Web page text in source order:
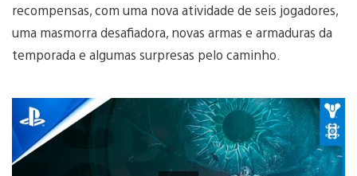
recompensas, com uma nova atividade de seis jogadores,
uma masmorra desafiadora, novas armas e armaduras da
temporada e algumas surpresas pelo caminho.